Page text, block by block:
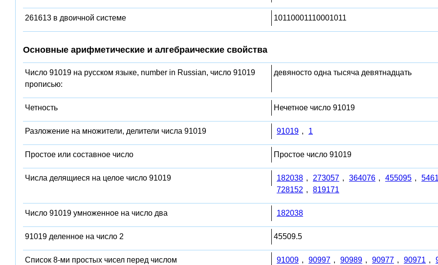
261613 в двоичной системе 10110001110001011
Основные арифметические и алгебраические свойства
Число 91019 на русском языке, number in Russian, число 91019
прописью:
девяносто одна тысяча девятнадцать
Четность Нечетное число 91019
Разложение на множители, делители числа 91019 91019 , 1
Простое или составное число Простое число 91019
Числа делящиеся на целое число 91019 182038 , 273057 , 364076 , 455095 ,
728152 , 819171
Число 91019 умноженное на число два 182038
91019 деленное на число 2 45509.5
Список 8-ми простых чисел перед числом 91009 , 90997 , 90989 , 90977 , 90971 ,